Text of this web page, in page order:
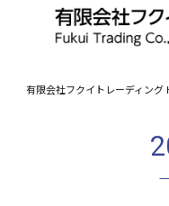
有限会社フクイトレーディング